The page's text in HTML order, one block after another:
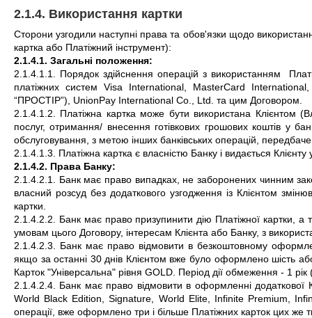
2.1.4. Використання картки
Сторони узгодили наступні права та обов'язки щодо
картка або Платіжний інструмент):
2.1.4.1. Загальні положення:
2.1.4.1.1. Порядок здійснення операцій з використанням
платіжних систем Visa International, MasterCard International,
“ПРОСТІР”), UnionPay International Co., Ltd. та цим Договором.
2.1.4.1.2. Платіжна картка може бути використана Клієнтом
послуг, отримання/ внесення готівкових грошових коштів у
обслуговування, з метою інших банківських операцій,
2.1.4.1.3. Платіжна картка є власністю Банку і видається
2.1.4.2. Права Банку:
2.1.4.2.1. Банк має право випадках, не заборонених чинним
власний розсуд без додаткового узгодження із Клієнтом
картки.
2.1.4.2.2. Банк має право призупинити дію Платіжної картки, а
умовам цього Договору, інтересам Клієнта або Банку, з
2.1.4.2.3. Банк має право відмовити в безкоштовному
якщо за останні 30 днів Клієнтом вже було оформлено шість
Карток "Універсальна" рівня GOLD. Період дії обмеження - 1 рік
2.1.4.2.4. Банк має право відмовити в оформленні додаткової
World Black Edition, Signature, World Elite, Infinite Premium,
операції, вже оформлено три і більше Платіжних карток цих же